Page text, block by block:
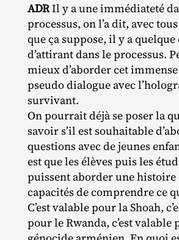
ADRIl y a une immédiateté
processus, on l’a dit, avec
que ça suppose, il y a quelque
d’attirant dans le processus.
mieux d’aborder cet
pseudo dialogue avec
survivant.
On pourrait déjà se poser la
savoir s’il est souhaitable
questions avec de jeunes
est que les élèves puis les
puissent aborder une histoire
capacités de comprendre ce
C’est valable pour la Shoah,
pour le Rwanda, c’est valable